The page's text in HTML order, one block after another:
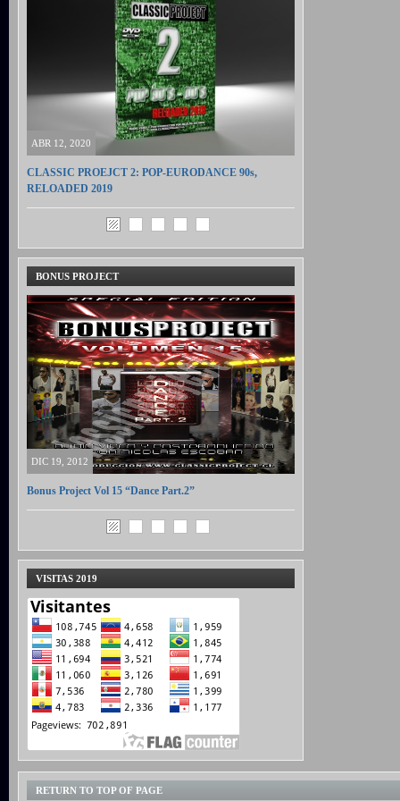
ABR 12, 2020
CLASSIC PROEJCT 2: POP-EURODANCE 90s,
RELOADED 2019
BONUS PROJECT
DIC 19, 2012
Bonus Project Vol 15 “Dance Part.2”
VISITAS 2019
RETURN TO TOP OF PAGE